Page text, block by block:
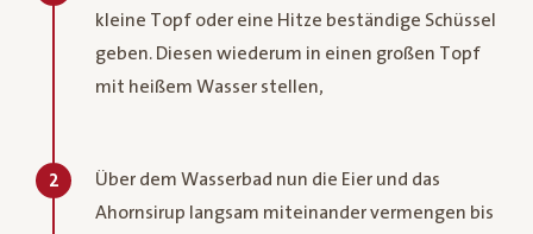
kleine Topf oder eine Hitze beständige Schüssel
geben. Diesen wiederum in einen großen Topf
mit heißem Wasser stellen,
2
Über dem Wasserbad nun die Eier und das
Ahornsirup langsam miteinander vermengen bis